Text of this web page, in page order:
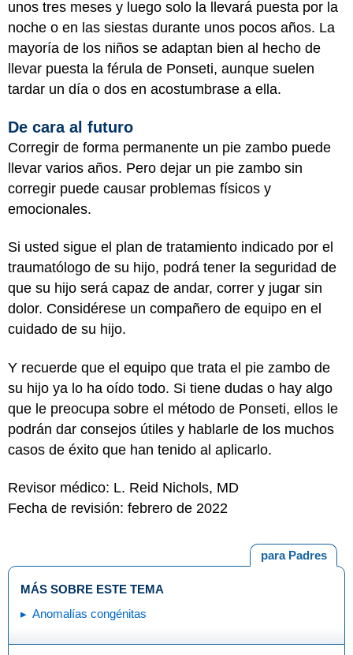
unos tres meses y luego solo la llevará puesta por la
noche o en las siestas durante unos pocos años. La
mayoría de los niños se adaptan bien al hecho de
llevar puesta la férula de Ponseti, aunque suelen
tardar un día o dos en acostumbrase a ella.
De cara al futuro
Corregir de forma permanente un pie zambo puede
llevar varios años. Pero dejar un pie zambo sin
corregir puede causar problemas físicos y
emocionales.
Si usted sigue el plan de tratamiento indicado por el
traumatólogo de su hijo, podrá tener la seguridad de
que su hijo será capaz de andar, correr y jugar sin
dolor. Considérese un compañero de equipo en el
cuidado de su hijo.
Y recuerde que el equipo que trata el pie zambo de
su hijo ya lo ha oído todo. Si tiene dudas o hay algo
que le preocupa sobre el método de Ponseti, ellos le
podrán dar consejos útiles y hablarle de los muchos
casos de éxito que han tenido al aplicarlo.
Revisor médico: L. Reid Nichols, MD
Fecha de revisión: febrero de 2022
para Padres
MÁS SOBRE ESTE TEMA
Anomalías congénitas